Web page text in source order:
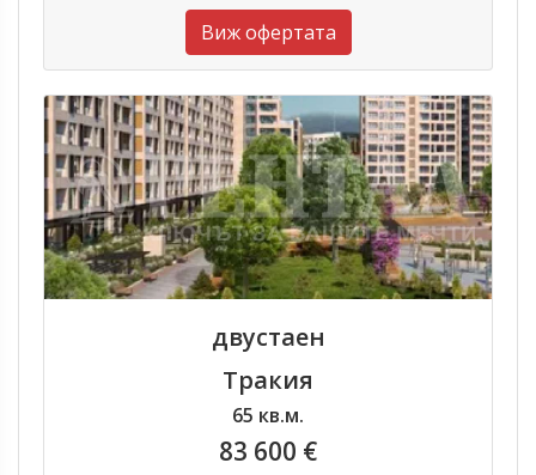
Виж офертата
двустаен
Тракия
65 кв.м.
83 600 €